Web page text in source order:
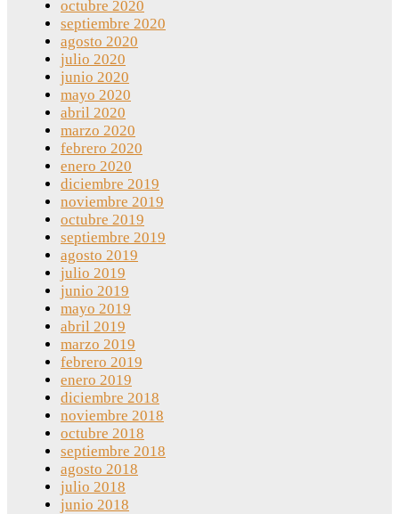
octubre 2020
septiembre 2020
agosto 2020
julio 2020
junio 2020
mayo 2020
abril 2020
marzo 2020
febrero 2020
enero 2020
diciembre 2019
noviembre 2019
octubre 2019
septiembre 2019
agosto 2019
julio 2019
junio 2019
mayo 2019
abril 2019
marzo 2019
febrero 2019
enero 2019
diciembre 2018
noviembre 2018
octubre 2018
septiembre 2018
agosto 2018
julio 2018
junio 2018